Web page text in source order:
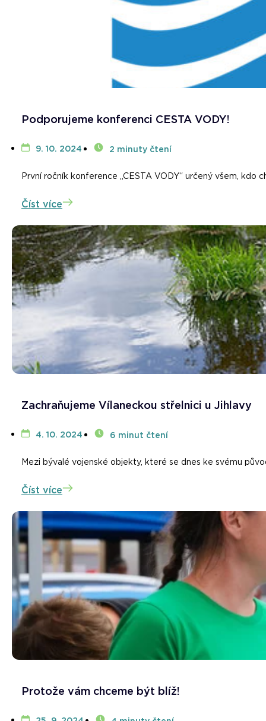
Podporujeme konferenci CESTA VODY!
9. 10. 2024 2 minuty čtení
První ročník konference „CESTA VODY“ určený všem,
Číst více
Zachraňujeme Vílaneckou střelnici u Jihlavy
4. 10. 2024 6 minut čtení
Mezi bývalé vojenské objekty, které se dnes ke svému
Číst více
Protože vám chceme být blíž!